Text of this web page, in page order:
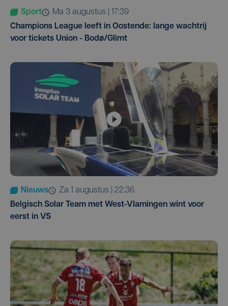
Sport
ma 3 augustus | 17:39
Champions League leeft in Oostende: lange wachtrij
voor tickets Union - Bodø/Glimt
Nieuws
za 1 augustus | 22:36
Belgisch Solar Team met West-Vlamingen wint voor
eerst in VS